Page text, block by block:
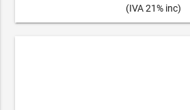
(IVA 21% inc)